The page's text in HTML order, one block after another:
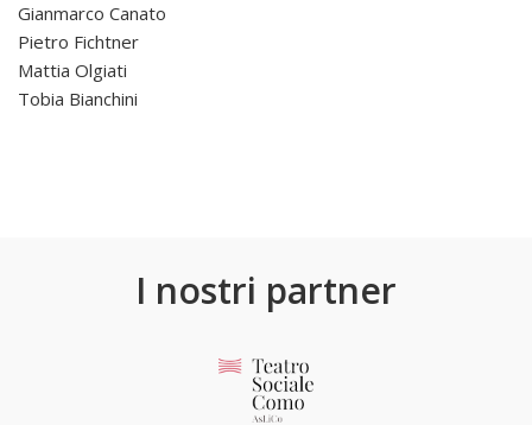
Gianmarco Canato
Pietro Fichtner
Mattia Olgiati
Tobia Bianchini
I nostri partner